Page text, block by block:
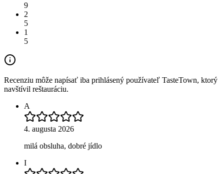
9
2
5
1
5
Recenziu môže napísať iba prihlásený používateľ TasteTown, ktorý
navštívil reštauráciu.
A
4. augusta 2026
milá obsluha, dobré jídlo
I